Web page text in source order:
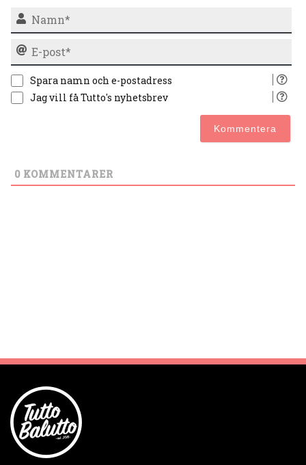
Spara namn och e-postadress
Jag vill få Tutto's nyhetsbrev
0 KOMMENTARER